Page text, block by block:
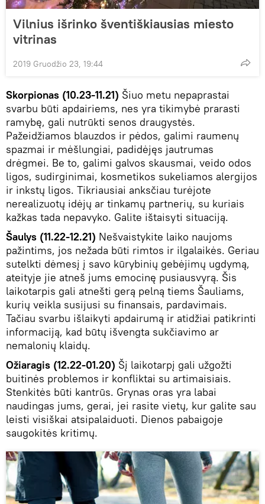
Vilnius išrinko šventiškiausias miesto
vitrinas
2019 Gruodžio 23, 19:44
Skorpionas (10.23-11.21) Šiuo metu nepaprastai
svarbu būti apdairiems, nes yra tikimybė prarasti
ramybę, gali nutrūkti senos draugystės.
Pažeidžiamos blauzdos ir pėdos, galimi raumenų
spazmai ir mėšlungiai, padidėjęs jautrumas
drėgmei. Be to, galimi galvos skausmai, veido odos
ligos, sudirginimai, kosmetikos sukeliamos alergijos
ir inkstų ligos. Tikriausiai anksčiau turėjote
nerealizuotų idėjų ar tinkamų partnerių, su kuriais
kažkas tada nepavyko. Galite ištaisyti situaciją.
Šaulys (11.22-12.21) Nešvaistykite laiko naujoms
pažintims, jos nežada būti rimtos ir ilgalaikės. Geriau
sutelkti dėmesį į savo kūrybinių gebėjimų ugdymą,
ateityje jie atneš jums emocinę pusiausvyrą. Šis
laikotarpis gali atnešti gerą pelną tiems Šauliams,
kurių veikla susijusi su finansais, pardavimais.
Tačiau svarbu išlaikyti apdairumą ir atidžiai patikrinti
informaciją, kad būtų išvengta sukčiavimo ar
nemalonių klaidų.
Ožiaragis (12.22-01.20) Šį laikotarpį gali užgožti
buitinės problemos ir konfliktai su artimaisiais.
Stenkitės būti kantrūs. Grynas oras yra labai
naudingas jums, gerai, jei rasite vietų, kur galite sau
leisti visiškai atsipalaiduoti. Dienos pabaigoje
saugokitės kritimų.